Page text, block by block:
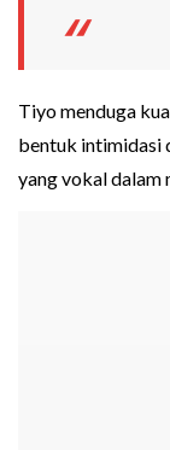
Tiyo menduga
bentuk intimidasi
yang vokal